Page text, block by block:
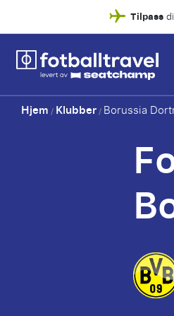
Tilpass
Hjem/Klubber/Borussia